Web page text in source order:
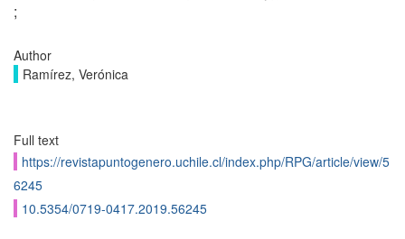
;
Author
Ramírez, Verónica
Full text
https://revistapuntogenero.uchile.cl/index.php/RPG/article/view/5
6245
10.5354/0719-0417.2019.56245